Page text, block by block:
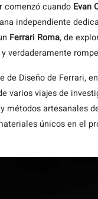
comenzó cuando Evan
independiente
Ferrari Roma, de
y verdaderamente
de Diseño de Ferrari,
varios viajes de
métodos artesanales
únicos en el